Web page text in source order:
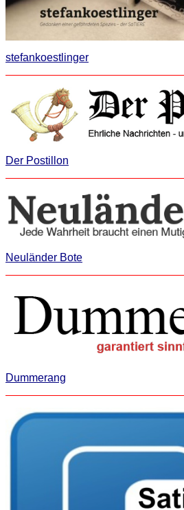
stefankoestlinger
Der Postillon
Neuländer Bote
Dummerang